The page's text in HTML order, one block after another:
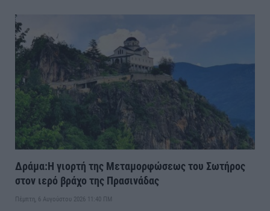
Δράμα:Η γιορτή της Μεταμορφώσεως του Σωτήρος
στον ιερό βράχο της Πρασινάδας
Πέμπτη, 6 Αυγούστου 2026 11:40 ΠΜ